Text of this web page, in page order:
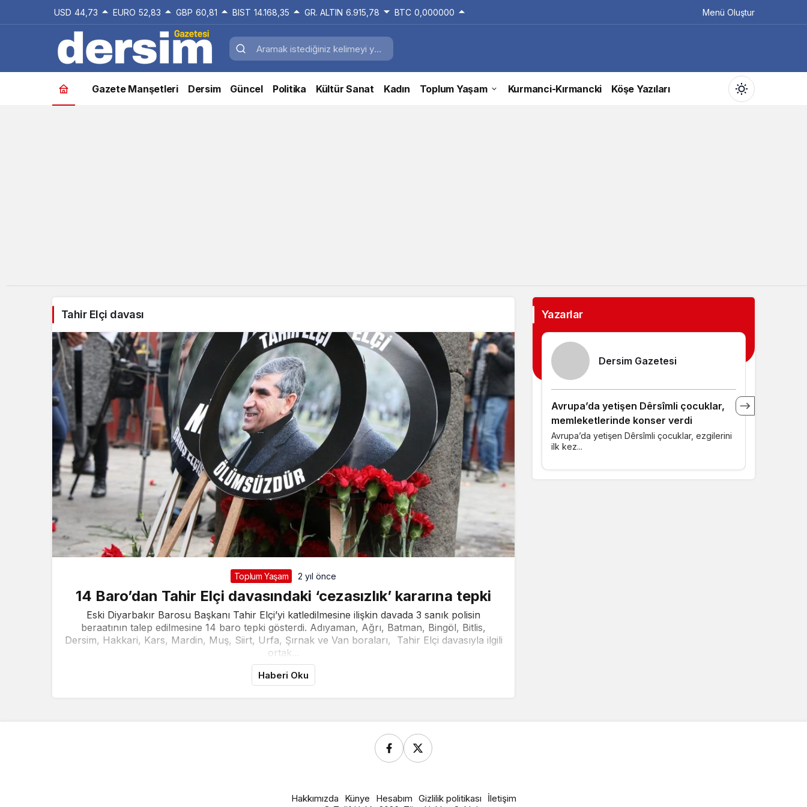
USD 44,73 EURO 52,83 GBP 60,81 BIST 14.168,35 GR. ALTIN 6.915,78 BTC 0,000000 Menü Oluştur
Gazete Manşetleri Dersim Güncel Politika Kültür Sanat Kadın Toplum Yaşam Kurmanci-Kırmancki Köşe Yazıları
Tahir Elçi davası
Toplum Yaşam 2 yıl önce
14 Baro’dan Tahir Elçi davasındaki ‘cezasızlık’ kararına tepki
Eski Diyarbakır Barosu Başkanı Tahir Elçi’yi katledilmesine ilişkin davada 3 sanık polisin
beraatının talep edilmesine 14 baro tepki gösterdi. Adıyaman, Ağrı, Batman, Bingöl, Bitlis,
Dersim, Hakkari, Kars, Mardin, Muş, Siirt, Urfa, Şırnak ve Van boraları, Tahir Elçi davasıyla ilgili
ortak...
Haberi Oku
Yazarlar
Dersim Gazetesi
Avrupa’da yetişen Dêrsîmli çocuklar,
memleketlerinde konser verdi
Avrupa’da yetişen Dêrsîmli çocuklar, ezgilerini
ilk kez...
Hakkımızda Künye Hesabım Gizlilik politikası
İletişim